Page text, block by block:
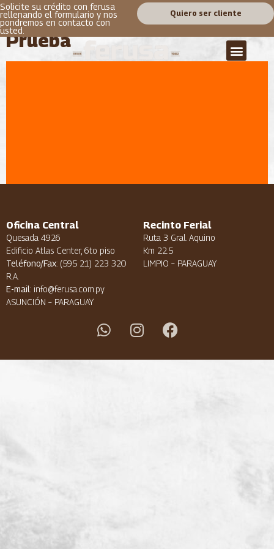
Solicite su crédito con ferusa
rellenando el formulario y nos
pondremos en contacto con
usted.
Quiero ser cliente
test
Prueba
Oficina Central
Quesada 4926
Edificio Atlas Center, 6to piso
Teléfono/Fax: (595 21) 223 320
R.A.
E-mail: info@ferusa.com.py
ASUNCIÓN – PARAGUAY
Recinto Ferial
Ruta 3 Gral. Aquino
Km 22.5
LIMPIO – PARAGUAY